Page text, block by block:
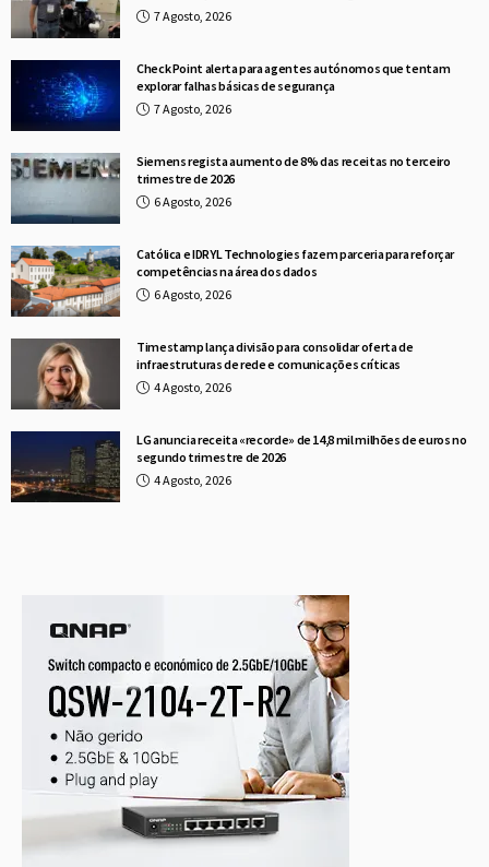
7 Agosto, 2026
Check Point alerta para agentes autónomos que tentam
explorar falhas básicas de segurança
7 Agosto, 2026
Siemens regista aumento de 8% das receitas no terceiro
trimestre de 2026
6 Agosto, 2026
Católica e IDRYL Technologies fazem parceria para reforçar
competências na área dos dados
6 Agosto, 2026
Timestamp lança divisão para consolidar oferta de
infraestruturas de rede e comunicações críticas
4 Agosto, 2026
LG anuncia receita «recorde» de 14,8 mil milhões de euros no
segundo trimestre de 2026
4 Agosto, 2026